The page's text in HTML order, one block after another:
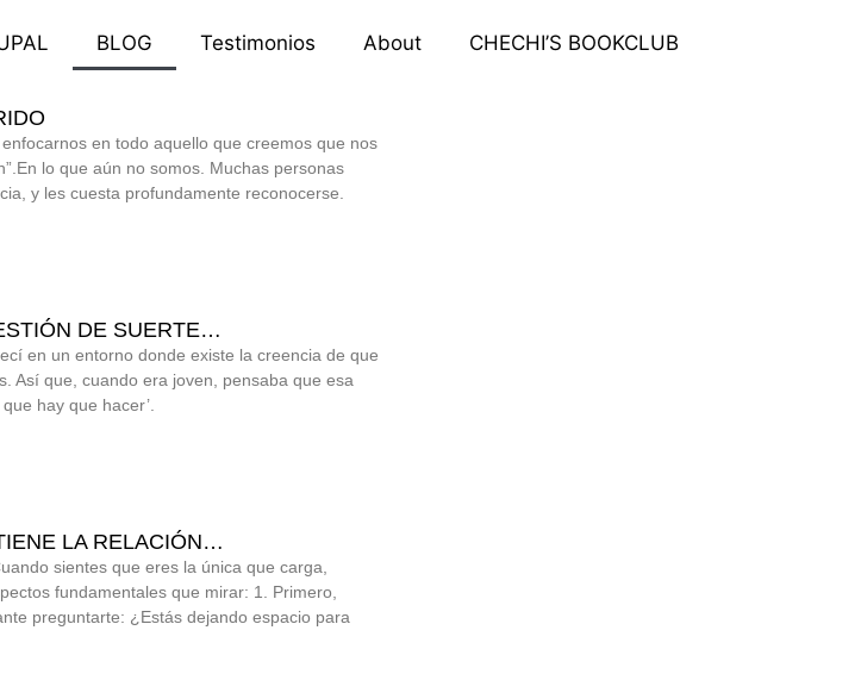
BLOG Testimonios About CHECHI’S BOOKCLUB
en todo aquello que creemos que nos
lo que aún no somos. Muchas personas
y les cuesta profundamente reconocerse.
DE SUERTE…
en un entorno donde existe la creencia de que
Así que, cuando era joven, pensaba que esa
hay que hacer’.
LA RELACIÓN…
sientes que eres la única que carga,
fundamentales que mirar: 1. Primero,
preguntarte: ¿Estás dejando espacio para